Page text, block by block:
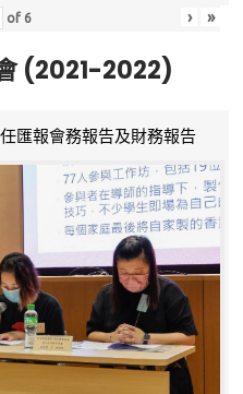
of 6 › »
(2021-2022)
匯報會務報告及財務報告